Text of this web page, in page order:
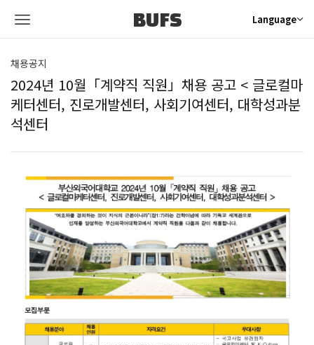
BUFS Language
채용공지
2024년 10월「계약직 직원」채용 공고 < 글로컬마
케터센터, 진로개발센터, 사회기여센터, 대학성과분
석센터